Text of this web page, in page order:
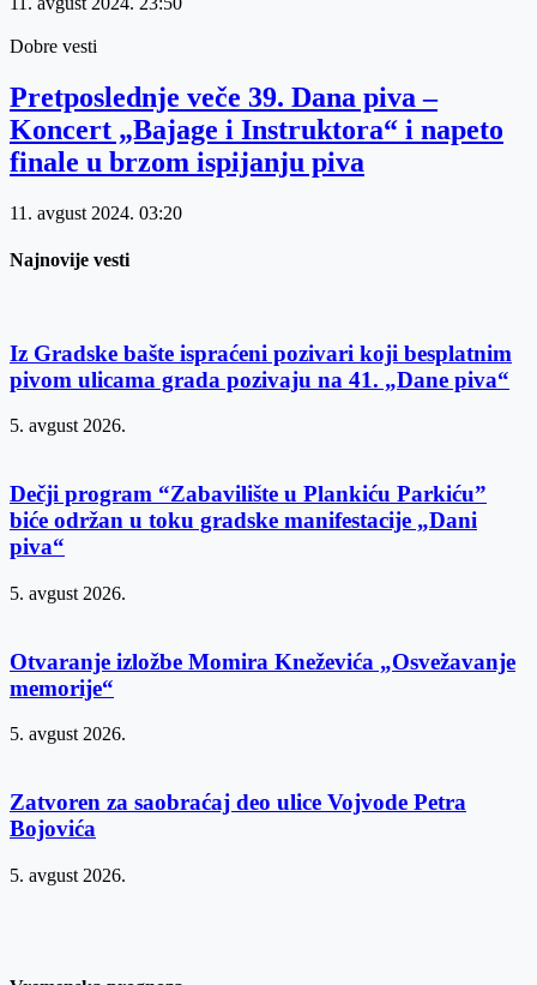
Dobre vesti
Pretposlednje veče 39. Dana piva –
Koncert „Bajage i Instruktora“ i napeto
finale u brzom ispijanju piva
11. avgust 2024. 03:20
Najnovije vesti
Iz Gradske bašte ispraćeni pozivari koji besplatnim
pivom ulicama grada pozivaju na 41. „Dane piva“
5. avgust 2026.
Dečji program “Zabavilište u Plankiću Parkiću”
biće održan u toku gradske manifestacije „Dani
piva“
5. avgust 2026.
Otvaranje izložbe Momira Kneževića „Osvežavanje
memorije“
5. avgust 2026.
Zatvoren za saobraćaj deo ulice Vojvode Petra
Bojovića
5. avgust 2026.